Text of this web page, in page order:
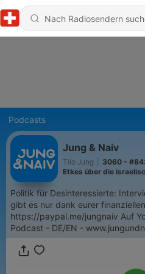
Podcasts
Jung & Naiv
Tilo Jung
3060 -
Etkes über die
Politik für Desinteressierte:
gibt es nur dank eurer
https://paypal.me/jungnaiv Auf
Podcast - DE/EN -